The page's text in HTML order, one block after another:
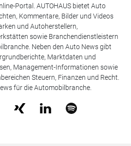
Portal. AUTOHAUS bietet Auto
Kommentare, Bilder und Videos
und Autoherstellern,
sowie Branchendienstleistern
Neben den Auto News gibt
Marktdaten und
Management-Informationen sowie
Steuern, Finanzen und Recht.
für die Automobilbranche.